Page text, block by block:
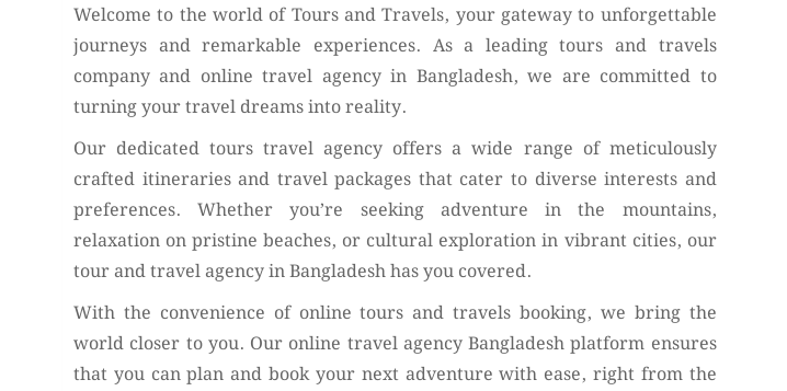
Welcome to the world of Tours and Travels, your gateway to unforgettable
journeys and remarkable experiences. As a leading tours and travels
company and online travel agency in Bangladesh, we are committed to
turning your travel dreams into reality.
Our dedicated tours travel agency offers a wide range of meticulously
crafted itineraries and travel packages that cater to diverse interests and
preferences. Whether you’re seeking adventure in the mountains,
relaxation on pristine beaches, or cultural exploration in vibrant cities, our
tour and travel agency in Bangladesh has you covered.
With the convenience of online tours and travels booking, we bring the
world closer to you. Our online travel agency Bangladesh platform ensures
that you can plan and book your next adventure with ease, right from the